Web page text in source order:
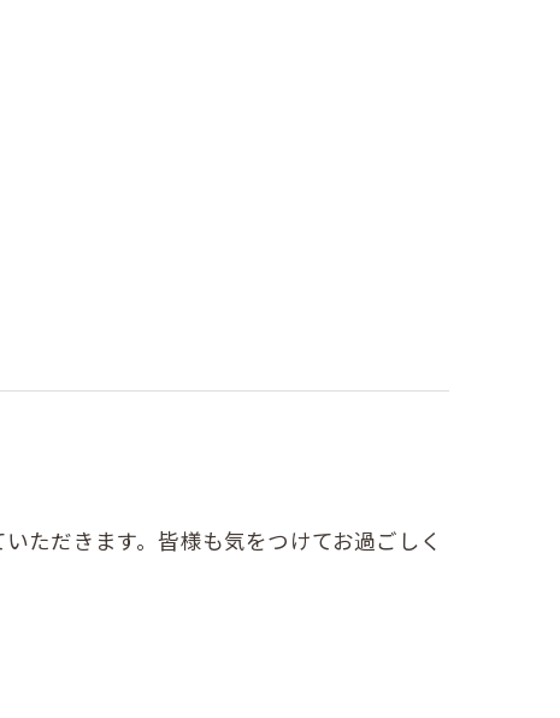
ただきます。皆様も気をつけてお過ごしく